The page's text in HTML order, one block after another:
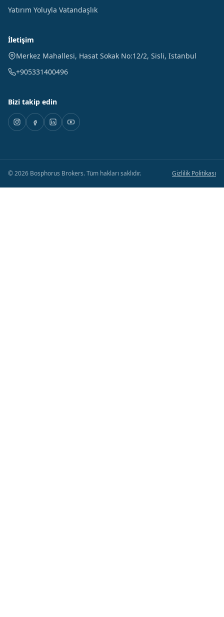
Yatırım Yoluyla Vatandaşlık
İletişim
Merkez Mahallesi, Hasat Sokak No:12/2, Sisli, Istanbul
+905331400496
Bizi takip edin
©2026 Bosphorus Brokers.Tüm hakları saklıdır. Gizlilik Politikası